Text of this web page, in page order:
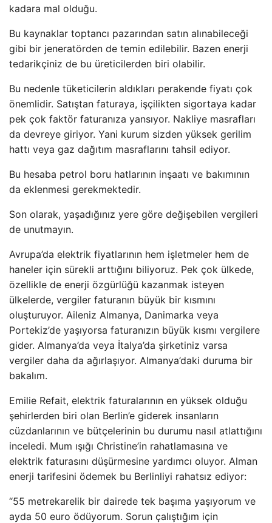
kadara mal olduğu.
Bu kaynaklar toptancı pazarından satın alınabileceği
gibi bir jeneratörden de temin edilebilir. Bazen enerji
tedarikçiniz de bu üreticilerden biri olabilir.
Bu nedenle tüketicilerin aldıkları perakende fiyatı çok
önemlidir. Satıştan faturaya, işçilikten sigortaya kadar
pek çok faktör faturanıza yansıyor. Nakliye masrafları
da devreye giriyor. Yani kurum sizden yüksek gerilim
hattı veya gaz dağıtım masraflarını tahsil ediyor.
Bu hesaba petrol boru hatlarının inşaatı ve bakımının
da eklenmesi gerekmektedir.
Son olarak, yaşadığınız yere göre değişebilen vergileri
de unutmayın.
Avrupa’da elektrik fiyatlarının hem işletmeler hem de
haneler için sürekli arttığını biliyoruz. Pek çok ülkede,
özellikle de enerji özgürlüğü kazanmak isteyen
ülkelerde, vergiler faturanın büyük bir kısmını
oluşturuyor. Aileniz Almanya, Danimarka veya
Portekiz’de yaşıyorsa faturanızın büyük kısmı vergilere
gider. Almanya’da veya İtalya’da şirketiniz varsa
vergiler daha da ağırlaşıyor. Almanya’daki duruma bir
bakalım.
Emilie Refait, elektrik faturalarının en yüksek olduğu
şehirlerden biri olan Berlin’e giderek insanların
cüzdanlarının ve bütçelerinin bu durumu nasıl atlattığını
inceledi. Mum ışığı Christine’in rahatlamasına ve
elektrik faturasını düşürmesine yardımcı oluyor. Alman
enerji tarifesini ödemek bu Berlinliyi rahatsız ediyor:
“55 metrekarelik bir dairede tek başıma yaşıyorum ve
ayda 50 euro ödüyorum. Sorun çalıştığım için